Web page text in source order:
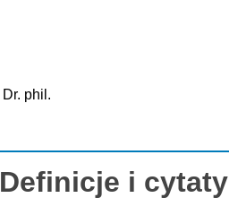
Dr. phil.
Definicje i cytaty